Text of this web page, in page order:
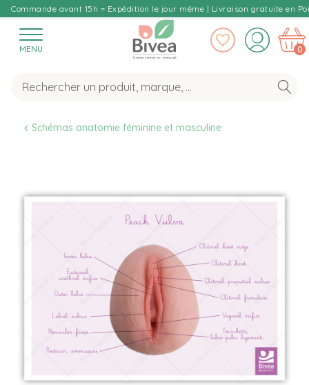
Commande avant 15h = Expédition le jour même | Livraison gratuite en
MENU 0
Schémas anatomie féminine et masculine